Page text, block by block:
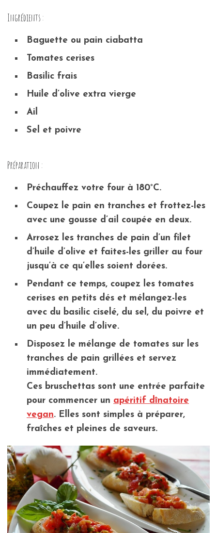
Ingrédients :
Baguette ou pain ciabatta
Tomates cerises
Basilic frais
Huile d’olive extra vierge
Ail
Sel et poivre
Préparation :
Préchauffez votre four à 180°C.
Coupez le pain en tranches et frottez-les
avec une gousse d’ail coupée en deux.
Arrosez les tranches de pain d’un filet
d’huile d’olive et faites-les griller au four
jusqu’à ce qu’elles soient dorées.
Pendant ce temps, coupez les tomates
cerises en petits dés et mélangez-les
avec du basilic ciselé, du sel, du poivre et
un peu d’huile d’olive.
Disposez le mélange de tomates sur les
tranches de pain grillées et servez
immédiatement.
Ces bruschettas sont une entrée parfaite
pour commencer un apéritif dînatoire
vegan. Elles sont simples à préparer,
fraîches et pleines de saveurs.